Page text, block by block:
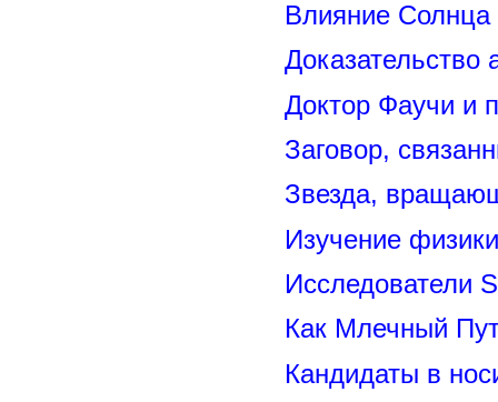
Влияние
Доказательство
Доктор Фаучи и
Заговор,
Звезда,
Изучение
Исследователи
Как Млечный
Кандидаты в